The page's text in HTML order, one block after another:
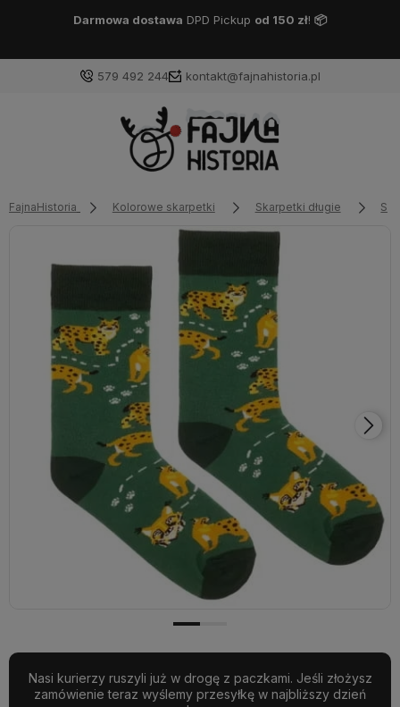
Darmowa dostawa DPD Pickup od 150 zł! 📦
579 492 244 kontakt@fajnahistoria.pl
FajnaHistoria Kolorowe skarpetki Skarpetki długie
Nasi kurierzy ruszyli już w drogę z paczkami. Jeśli złożysz
zamówienie teraz wyślemy przesyłkę w najbliższy dzień